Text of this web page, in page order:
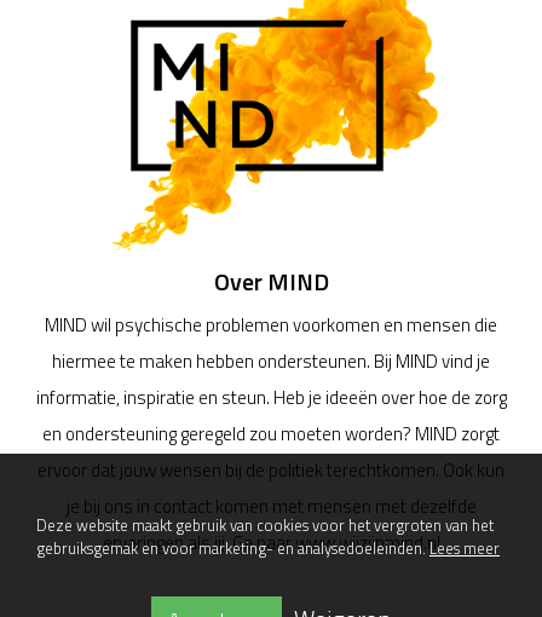
Over MIND
MIND wil psychische problemen voorkomen en mensen die
hiermee te maken hebben ondersteunen. Bij MIND vind je
informatie, inspiratie en steun. Heb je ideeën over hoe de zorg
en ondersteuning geregeld zou moeten worden? MIND zorgt
ervoor dat jouw wensen bij de politiek terechtkomen. Ook kun
je bij ons in contact komen met mensen met dezelfde
ervaringen als jij. Ga naar www.wijzijnmind.nl
Deze website maakt gebruik van cookies voor het vergroten van het
gebruiksgemak en voor marketing- en analysedoeleinden.Lees meer